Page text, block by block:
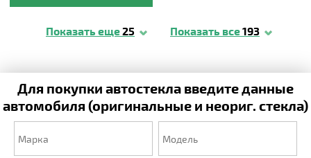
Показать еще25 Показать все193
Для покупки автостекла введите данные
автомобиля (оригинальные и неориг. стекла)